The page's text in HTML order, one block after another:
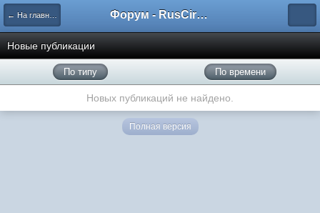
← На главную Форум - RusCircus.ru
Новые публикации
По типу По времени
Новых публикаций не найдено.
Полная версия